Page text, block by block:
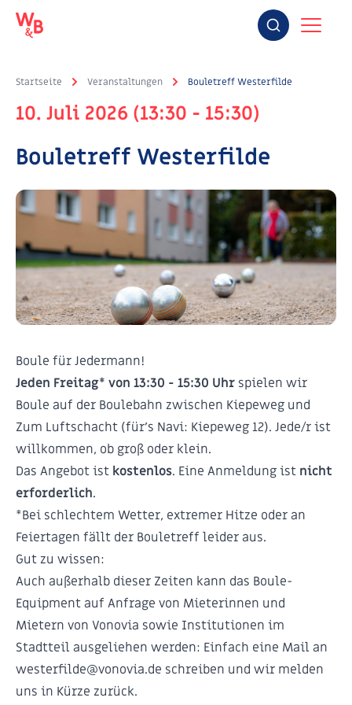
Startseite Veranstaltungen Bouletreff Westerfilde
10. Juli 2026 (13:30 - 15:30)
Bouletreff Westerfilde
Boule für Jedermann!
Jeden Freitag* von 13:30 - 15:30 Uhr spielen wir
Boule auf der Boulebahn zwischen Kiepeweg und
Zum Luftschacht (für's Navi: Kiepeweg 12). Jede/r ist
willkommen, ob groß oder klein.
Das Angebot ist kostenlos. Eine Anmeldung ist nicht
erforderlich.
*Bei schlechtem Wetter, extremer Hitze oder an
Feiertagen fällt der Bouletreff leider aus.
Gut zu wissen:
Auch außerhalb dieser Zeiten kann das Boule-
Equipment auf Anfrage von Mieterinnen und
Mietern von Vonovia sowie Institutionen im
Stadtteil ausgeliehen werden: Einfach eine Mail an
westerfilde@vonovia.de schreiben und wir melden
uns in Kürze zurück.